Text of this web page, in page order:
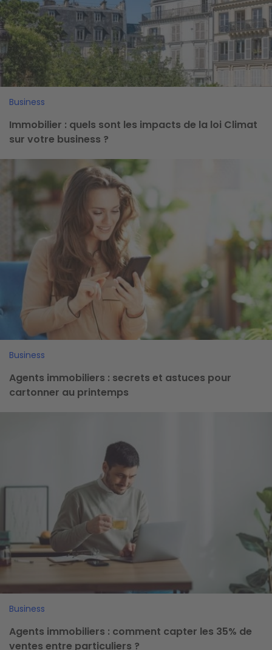
Business
Immobilier : quels sont les impacts de la loi Climat
sur votre business ?
Business
Agents immobiliers : secrets et astuces pour
cartonner au printemps
Business
Agents immobiliers : comment capter les 35% de
ventes entre particuliers ?